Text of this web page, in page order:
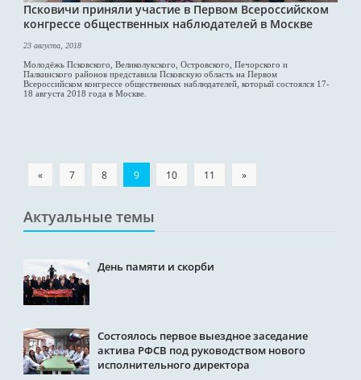
Псковичи приняли участие в Первом Всероссийском
конгрессе общественных наблюдателей в Москве
23 августа, 2018
Молодёжь Псковского, Великолукского, Островского, Печорского и
Палкинского районов представила Псковскую область на Первом
Всероссийском конгрессе общественных наблюдателей, который состоялся 17-
18 августа 2018 года в Москве.
« 7 8 9 10 11 »
Актуальные темы
День памяти и скорби
Состоялось первое выездное заседание
актива РФСВ под руководством нового
исполнительного директора